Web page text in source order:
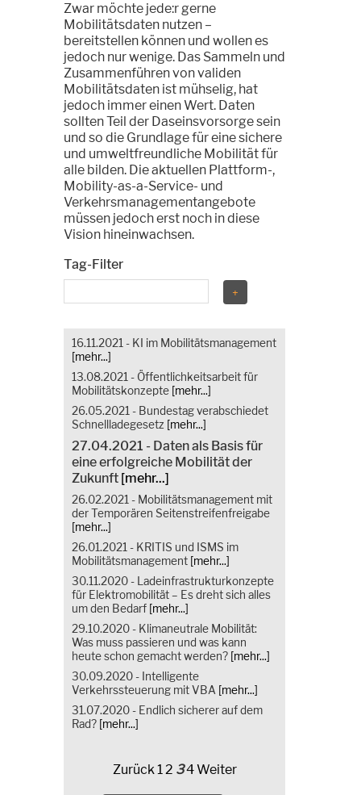
Zwar möchte jede:r gerne
Mobilitätsdaten nutzen –
bereitstellen können und wollen es
jedoch nur wenige. Das Sammeln und
Zusammenführen von validen
Mobilitätsdaten ist mühselig, hat
jedoch immer einen Wert. Daten
sollten Teil der Daseinsvorsorge sein
und so die Grundlage für eine sichere
und umweltfreundliche Mobilität für
alle bilden. Die aktuellen Plattform-,
Mobility-as-a-Service- und
Verkehrsmanagementangebote
müssen jedoch erst noch in diese
Vision hineinwachsen.
Tag-Filter
16.11.2021 - KI im Mobilitätsmanagement
[mehr...]
13.08.2021 - Öffentlichkeitsarbeit für
Mobilitätskonzepte [mehr...]
26.05.2021 - Bundestag verabschiedet
Schnellladegesetz [mehr...]
27.04.2021 - Daten als Basis für
eine erfolgreiche Mobilität der
Zukunft [mehr...]
26.02.2021 - Mobilitätsmanagement mit
der Temporären Seitenstreifenfreigabe
[mehr...]
26.01.2021 - KRITIS und ISMS im
Mobilitätsmanagement [mehr...]
30.11.2020 - Ladeinfrastrukturkonzepte
für Elektromobilität – Es dreht sich alles
um den Bedarf [mehr...]
29.10.2020 - Klimaneutrale Mobilität:
Was muss passieren und was kann
heute schon gemacht werden? [mehr...]
30.09.2020 - Intelligente
Verkehrssteuerung mit VBA [mehr...]
31.07.2020 - Endlich sicherer auf dem
Rad? [mehr...]
Zurück12 34Weiter